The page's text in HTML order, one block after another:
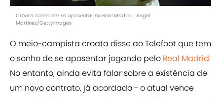
Croata sonha em se aposentar no Real Madrid | Angel
Martinez/GettyImages
O meio-campista croata disse ao Telefoot que tem
o sonho de se aposentar jogando pelo Real Madrid.
No entanto, ainda evita falar sobre a existência de
um novo contrato, já acordado - o atual vence